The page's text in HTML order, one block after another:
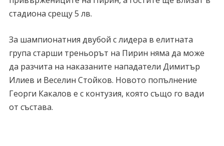
стадиона срещу 5 лв.
За шампионатния двубой с лидера в елитната
група старши треньорът на Пирин няма да може
да разчита на наказаните нападатели Димитър
Илиев и Веселин Стойков. Новото попълнение
Георги Какалов е с контузия, която също го вади
от състава.